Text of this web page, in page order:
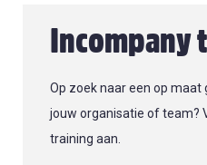
Incompany
Op zoek naar een op
jouw organisatie of team?
training aan.